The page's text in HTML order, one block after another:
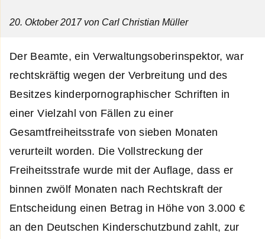
20. Oktober 2017von Carl Christian Müller
Der Beamte, ein Verwaltungsoberinspektor, war
rechtskräftig wegen der Verbreitung und des
Besitzes kinderpornographischer Schriften in
einer Vielzahl von Fällen zu einer
Gesamtfreiheitsstrafe von sieben Monaten
verurteilt worden. Die Vollstreckung der
Freiheitsstrafe wurde mit der Auflage, dass er
binnen zwölf Monaten nach Rechtskraft der
Entscheidung einen Betrag in Höhe von 3.000 €
an den Deutschen Kinderschutzbund zahlt, zur